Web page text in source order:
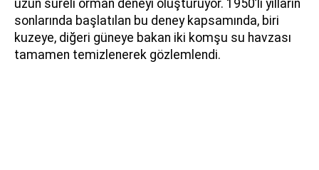
uzun süreli orman deneyi oluşturuyor. 1950’li yılların
sonlarında başlatılan bu deney kapsamında, biri
kuzeye, diğeri güneye bakan iki komşu su havzası
tamamen temizlenerek gözlemlendi.